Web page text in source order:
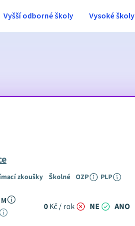
Vyšší odborné školy Vysoké školy
zkoušky Školné OZP PLP
0Kč / rok NE ANO